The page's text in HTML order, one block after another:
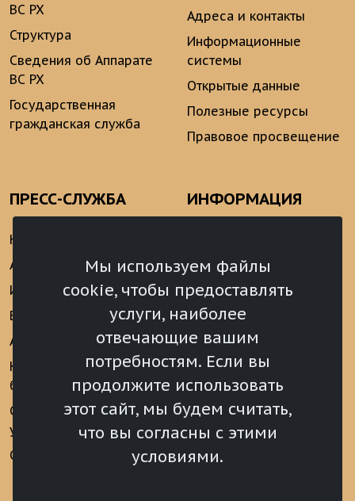
Мы используем файлы
cookie, чтобы предоставлять
услуги, наиболее
отвечающие вашим
потребностям. Если вы
продолжите использовать
этот сайт, мы будем считать,
что вы согласны с этими
условиями.
ВС РХ
Структура
Сведения об Аппарате
ВС РХ
Государственная
гражданская служба
Адреса и контакты
Информационные
системы
Открытые данные
Полезные ресурсы
Правовое просвещение
ПРЕСС-СЛУЖБА
Новости
Анонсы
Интервью
Видеоматериалы
Аккредитация
Конкурс «Хрустальный
барс»
Сведения о СМИ
учрежденных ВС РХ
Опросы и голосования
ИНФОРМАЦИЯ
аналитические
материалы
Реализация Послания
Президента РФ
Федеральному
Собранию РФ
Местное
самоуправление
Финансы
Награды